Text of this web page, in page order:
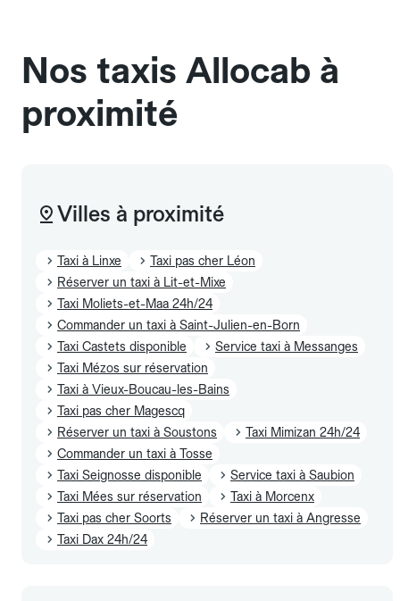
Nos taxis Allocab à
proximité
Villes à proximité
Taxi à Linxe
Taxi pas cher Léon
Réserver un taxi à Lit-et-Mixe
Taxi Moliets-et-Maa 24h/24
Commander un taxi à Saint-Julien-en-Born
Taxi Castets disponible
Service taxi à Messanges
Taxi Mézos sur réservation
Taxi à Vieux-Boucau-les-Bains
Taxi pas cher Magescq
Réserver un taxi à Soustons
Taxi Mimizan 24h/24
Commander un taxi à Tosse
Taxi Seignosse disponible
Service taxi à Saubion
Taxi Mées sur réservation
Taxi à Morcenx
Taxi pas cher Soorts
Réserver un taxi à Angresse
Taxi Dax 24h/24